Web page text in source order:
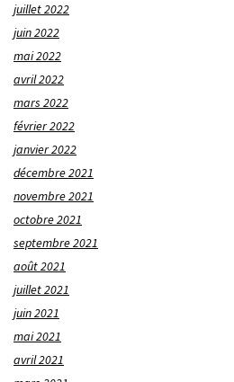
juillet 2022
juin 2022
mai 2022
avril 2022
mars 2022
février 2022
janvier 2022
décembre 2021
novembre 2021
octobre 2021
septembre 2021
août 2021
juillet 2021
juin 2021
mai 2021
avril 2021